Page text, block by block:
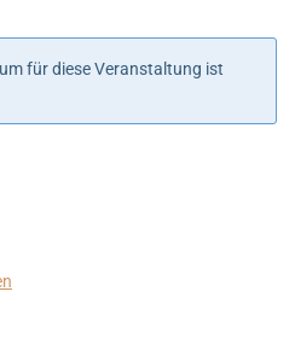
für diese Veranstaltung ist